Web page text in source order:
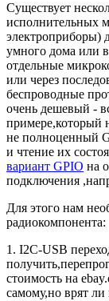
Существует
исполнительных
электроприборы)
умного дома или
отдельные
или через
беспроводные
очень дешевый -
примере,который
не полноценный
и чтение их
вариант GPIO на
подключения
Для этого нам
радиокомпонента:
1. I2C-USB
стоимость на
самому,но врят ли